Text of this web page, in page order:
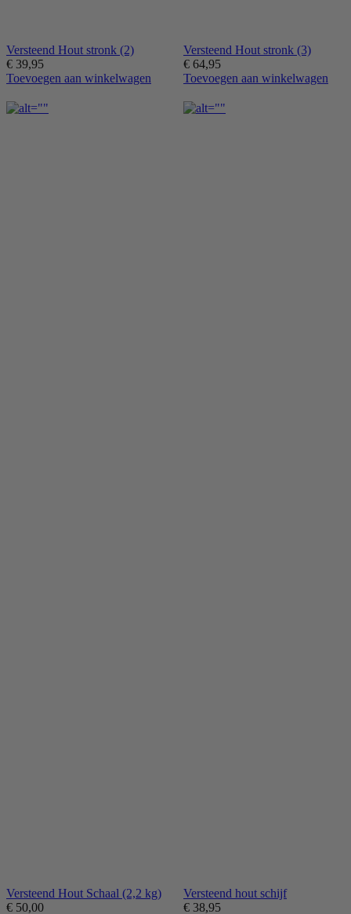
Versteend Hout stronk (2)
€ 39,95
Toevoegen aan winkelwagen
Versteend Hout stronk (3)
€ 64,95
Toevoegen aan winkelwagen
Versteend Hout Schaal (2,2 kg)
€ 50,00
Versteend hout schijf
€ 38,95